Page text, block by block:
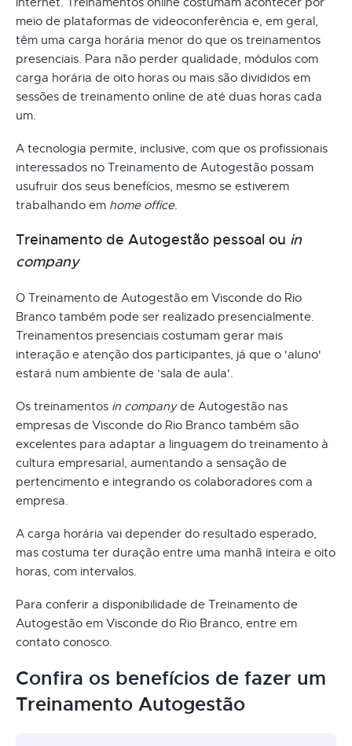
meio de plataformas de videoconferência e, em geral,
têm uma carga horária menor do que os treinamentos
presenciais. Para não perder qualidade, módulos com
carga horária de oito horas ou mais são divididos em
sessões de treinamento online de até duas horas cada
um.
A tecnologia permite, inclusive, com que os profissionais
interessados no Treinamento de Autogestão possam
usufruir dos seus benefícios, mesmo se estiverem
trabalhando em home office.
Treinamento de Autogestão pessoal ou in
company
O Treinamento de Autogestão em Visconde do Rio
Branco também pode ser realizado presencialmente.
Treinamentos presenciais costumam gerar mais
interação e atenção dos participantes, já que o 'aluno'
estará num ambiente de ‘sala de aula'.
Os treinamentos in companyde Autogestão nas
empresas de Visconde do Rio Branco também são
excelentes para adaptar a linguagem do treinamento à
cultura empresarial, aumentando a sensação de
pertencimento e integrando os colaboradores com a
empresa.
A carga horária vai depender do resultado esperado,
mas costuma ter duração entre uma manhã inteira e oito
horas, com intervalos.
Para conferir a disponibilidade de Treinamento de
Autogestão em Visconde do Rio Branco, entre em
contato conosco.
Confira os benefícios de fazer um
Treinamento Autogestão